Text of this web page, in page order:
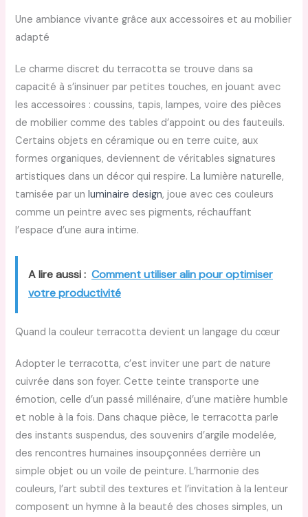
Une ambiance vivante grâce aux accessoires et au mobilier
adapté
Le charme discret du terracotta se trouve dans sa
capacité à s’insinuer par petites touches, en jouant avec
les accessoires : coussins, tapis, lampes, voire des pièces
de mobilier comme des tables d’appoint ou des fauteuils.
Certains objets en céramique ou en terre cuite, aux
formes organiques, deviennent de véritables signatures
artistiques dans un décor qui respire. La lumière naturelle,
tamisée par unluminaire design, joue avec ces couleurs
comme un peintre avec ses pigments, réchauffant
l’espace d’une aura intime.
A lire aussi : Comment utiliser alin pour optimiser
votre productivité
Quand la couleur terracotta devient un langage du cœur
Adopter le terracotta, c’est inviter une part de nature
cuivrée dans son foyer. Cette teinte transporte une
émotion, celle d’un passé millénaire, d’une matière humble
et noble à la fois. Dans chaque pièce, le terracotta parle
des instants suspendus, des souvenirs d’argile modelée,
des rencontres humaines insoupçonnées derrière un
simple objet ou un voile de peinture. L’harmonie des
couleurs, l’art subtil des textures et l’invitation à la lenteur
composent un hymne à la beauté des choses simples, un